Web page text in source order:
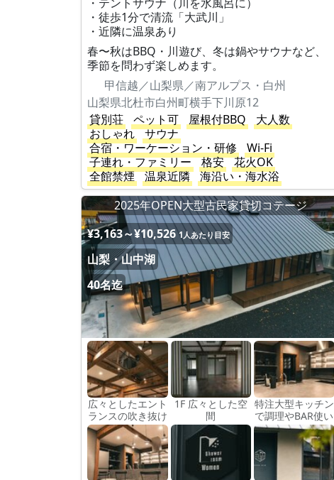
・徒歩1分で清流「大武川」
・近隣に温泉あり
春〜秋はBBQ・川遊び、冬は鍋やサウナなど、
季節を問わず楽しめます。
甲信越／山梨県／南アルプス・白州
山梨県北杜市白州町横手下川原12
貸別荘
ペット可 屋根付BBQ
大人数
おしゃれ
サウナ
合宿・ワーケーション・研修
Wi-Fi
子連れ・ファミリー
格安
花火OK
全館禁煙
温泉近隣 海沿い・海水浴
2025年OPEN大型古民家貸切コテージ
¥3,163～¥10,526 1人あたり目安
山梨・山中湖
40名迄
広々としたエント
ランスの吹き抜け
1F 広々とした空
間
特注大型キッチン
で調理やBAR使い